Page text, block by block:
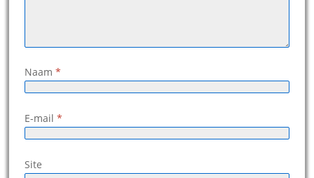
Naam *
E-mail *
Site